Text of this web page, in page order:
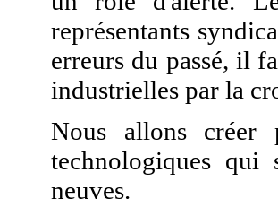
représentants
erreurs du passé, il
industrielles par la
Nous allons
technologiques qui
neuves.